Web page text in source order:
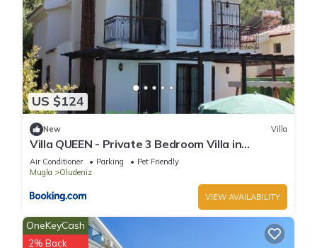
US $124
New Villa
Villa QUEEN - Private 3 Bedroom Villa in
Oludeniz
Air Conditioner Parking
Pet Friendly
Mugla
Oludeniz
VIEW AVAILABILITY
OneKeyCash
2% Back